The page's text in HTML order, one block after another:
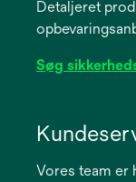
newDetaljeret
Søg
newVores team er